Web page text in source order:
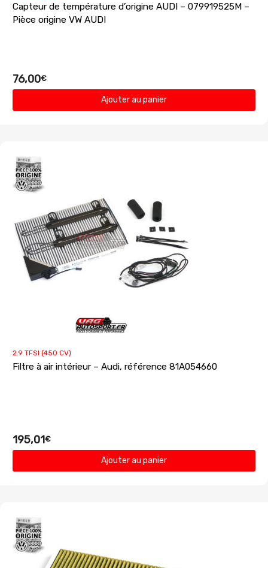
Capteur de température d’origine AUDI – 079919525M –
Pièce origine VW AUDI
76,00€
Ajouter au panier
2.9 TFSI (450 CV)
Filtre à air intérieur – Audi, référence 81A054660
195,01€
Ajouter au panier